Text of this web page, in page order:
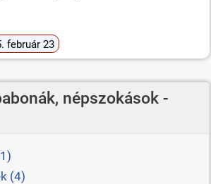
február 23
népszokások -
(4)